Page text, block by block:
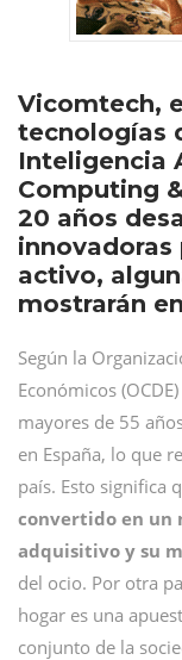
Vicomtech,
tecnologías
Inteligencia
Computing
20 años
activo,
mostrarán
Según la
Económicos
mayores de 55
en España, lo que
país. Esto significa
convertido en un
adquisitivo y su
del ocio. Por otra
hogar es una
conjunto de la